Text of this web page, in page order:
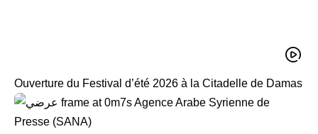
Ouverture du Festival d’été 2026 à la Citadelle de Damas